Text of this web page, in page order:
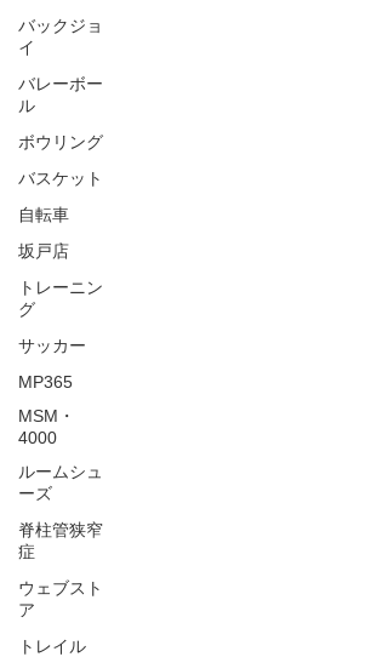
バックジョ
イ
バレーボー
ル
ボウリング
バスケット
自転車
坂戸店
トレーニン
グ
サッカー
MP365
MSM・
4000
ルームシュ
ーズ
脊柱管狭窄
症
ウェブスト
ア
トレイル